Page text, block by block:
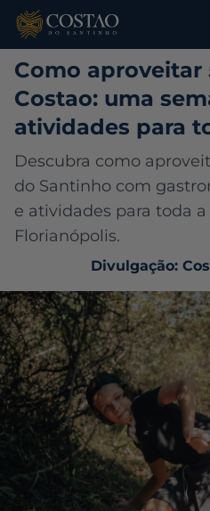
Como aproveitar
Costao: uma
atividades para
Descubra como
do Santinho com
e atividades para toda
Florianópolis.
Divulgação: